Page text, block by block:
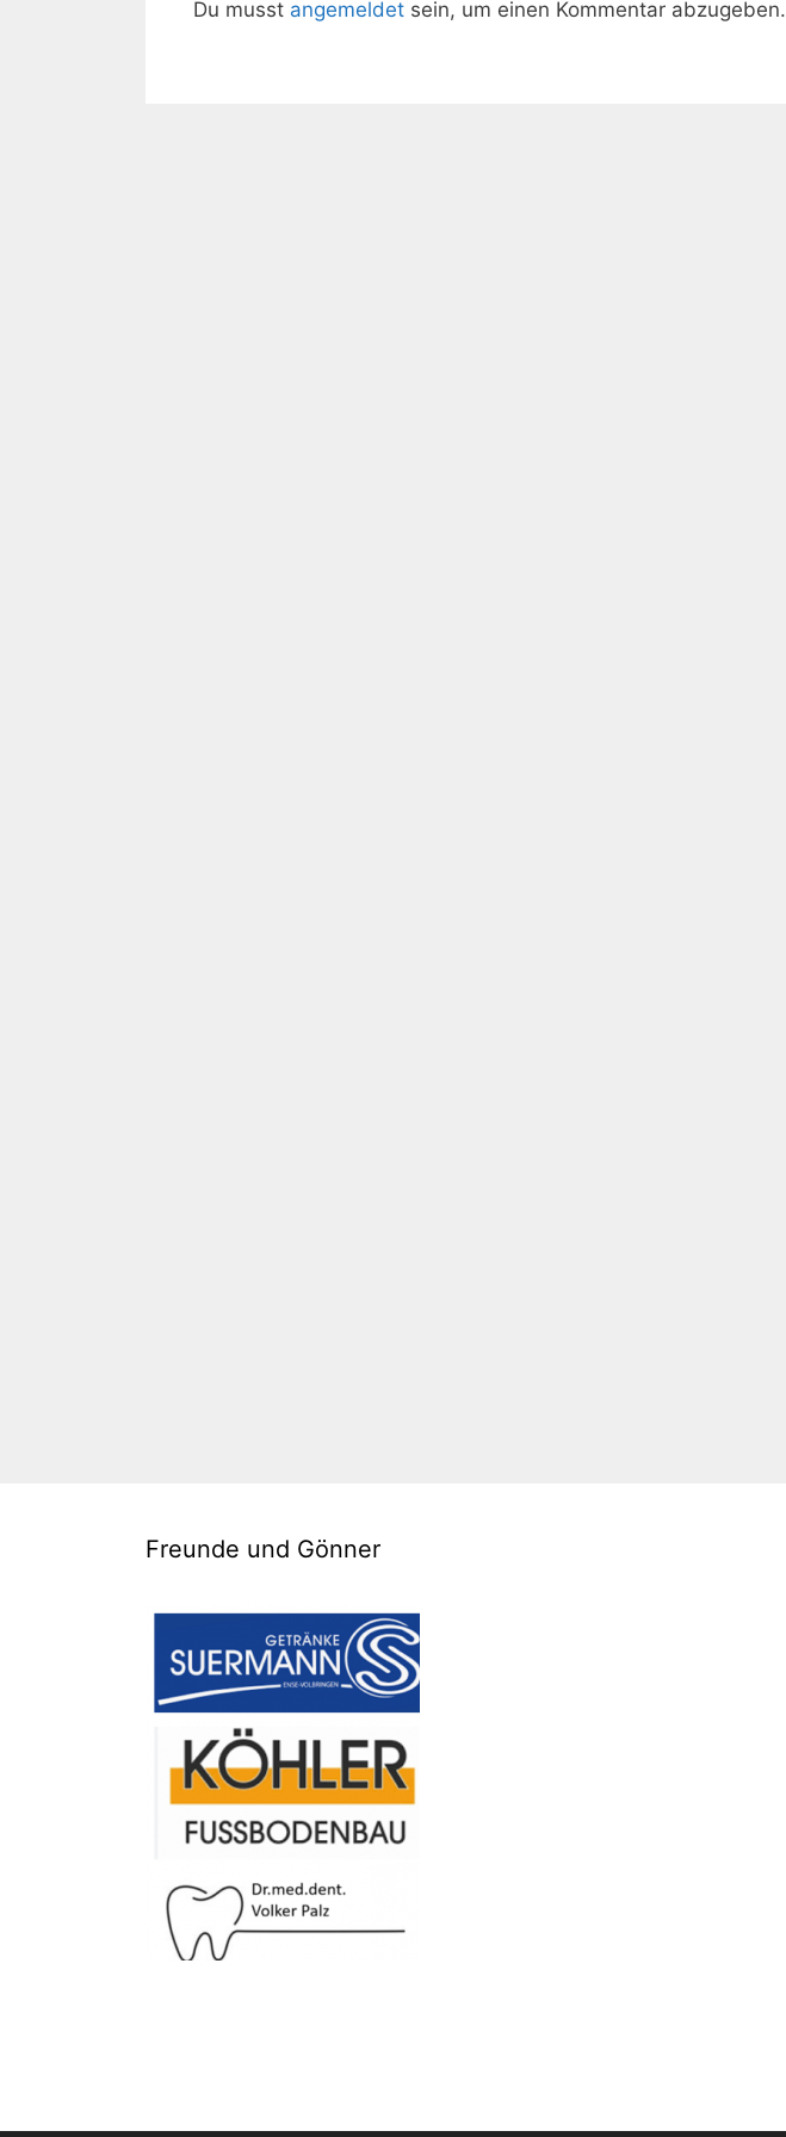
Du musst angemeldet sein, um einen Kommentar abzugeben.
Freunde und Gönner